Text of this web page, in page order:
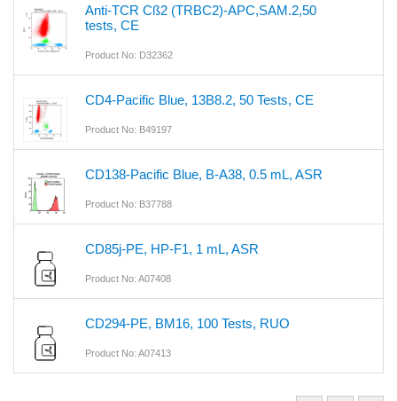
Anti-TCR Cß2 (TRBC2)-APC,SAM.2,50
tests, CE
Product No: D32362
CD4-Pacific Blue, 13B8.2, 50 Tests, CE
Product No: B49197
CD138-Pacific Blue, B-A38, 0.5 mL, ASR
Product No: B37788
CD85j-PE, HP-F1, 1 mL, ASR
Product No: A07408
CD294-PE, BM16, 100 Tests, RUO
Product No: A07413